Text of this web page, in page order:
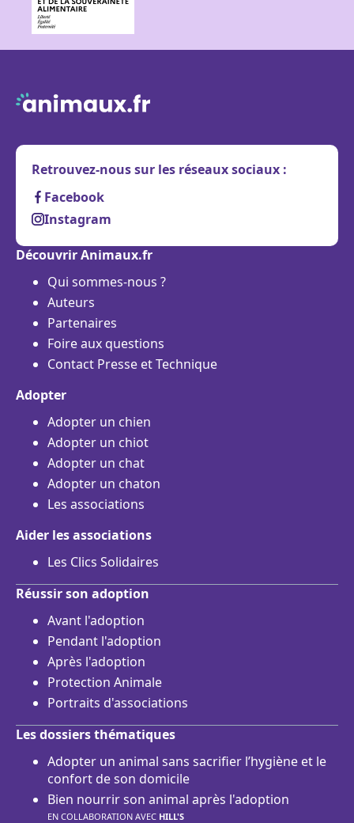
Retrouvez-nous sur les réseaux sociaux :
Facebook
Instagram
Découvrir Animaux.fr
Qui sommes-nous ?
Auteurs
Partenaires
Foire aux questions
Contact Presse et Technique
Adopter
Adopter un chien
Adopter un chiot
Adopter un chat
Adopter un chaton
Les associations
Aider les associations
Les Clics Solidaires
Réussir son adoption
Avant l'adoption
Pendant l'adoption
Après l'adoption
Protection Animale
Portraits d'associations
Les dossiers thématiques
Adopter un animal sans sacrifier l’hygiène et le
confort de son domicile
Bien nourrir son animal après l'adoption
EN COLLABORATION AVEC HILL'S